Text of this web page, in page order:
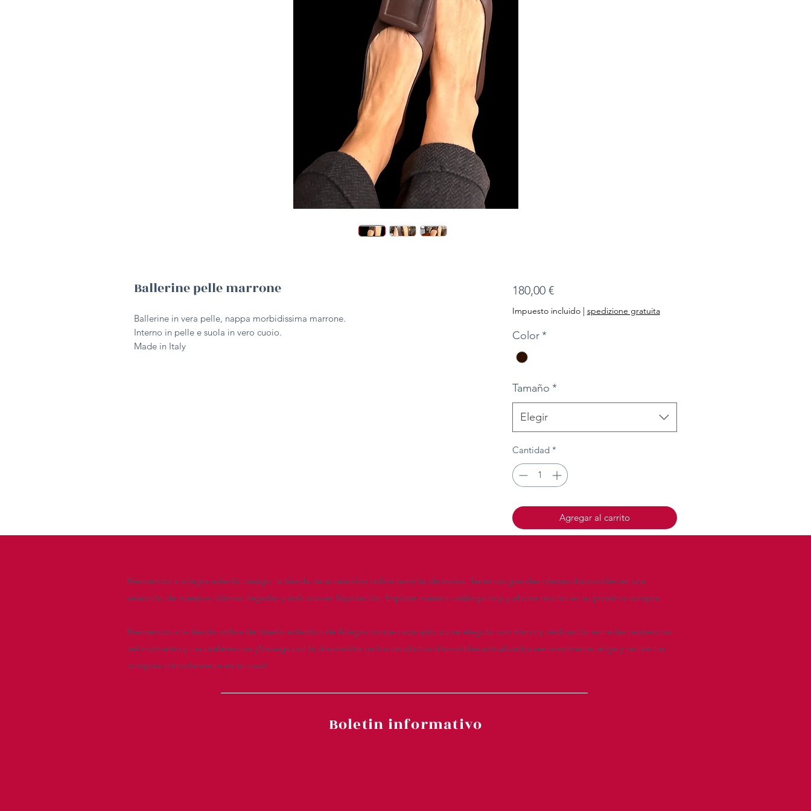
Ballerine pelle marrone
Ballerine in vera pelle, nappa morbidissima marrone.
Interno in pelle e suola in vero cuoio.
Made in Italy
180,00 €Precio
Impuesto incluido| spedizione gratuita
Color*
Tamaño *
Elegir
Cantidad *
Agregar al carrito
Bienvenido a allegra eclectic design, la tienda de accesorios online favorita de todos. Tenemos grandes ofertas disponibles en una
selección de nuestras últimas llegadas y artículos en liquidación. Explore nuestro catálogo hoy y ahorre mucho en su próxima compra.
Bienvenido a la tienda online de diseño ecléctico de Allegra donde cada artículo es elegido con mimo y dedicación entre las tendencias
del momento y tus preferencias ¡Navega por la diapositiva de los productos disponibles actualizados semanalmente, elige y recibe tus
compras cómodamente en tu casa!
Boletin informativo